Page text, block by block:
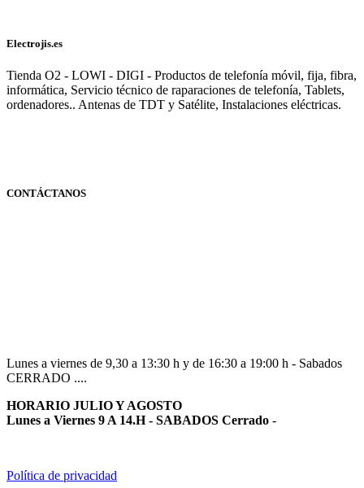
Electrojis.es
Tienda O2 - LOWI - DIGI - Productos de telefonía móvil, fija, fibra,
informática, Servicio técnico de raparaciones de telefonía, Tablets,
ordenadores.. Antenas de TDT y Satélite, Instalaciones eléctricas.
CONTÁCTANOS
Lunes a viernes de 9,30 a 13:30 h y de 16:30 a 19:00 h - Sabados
CERRADO ....
HORARIO JULIO Y AGOSTO
Lunes a Viernes 9 A 14.H - SABADOS Cerrado -
Política de privacidad